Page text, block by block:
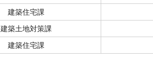
建築住宅課
建築土地対策課
建築住宅課